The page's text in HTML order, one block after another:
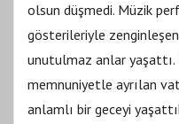
olsun düşmedi. Müzik
gösterileriyle
unutulmaz anlar yaşattı.
memnuniyetle ayrılan
anlamlı bir geceyi